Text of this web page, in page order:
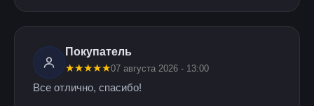
Покупатель
★★★★★07 августа 2026 - 13:00
Все отлично, спасибо!